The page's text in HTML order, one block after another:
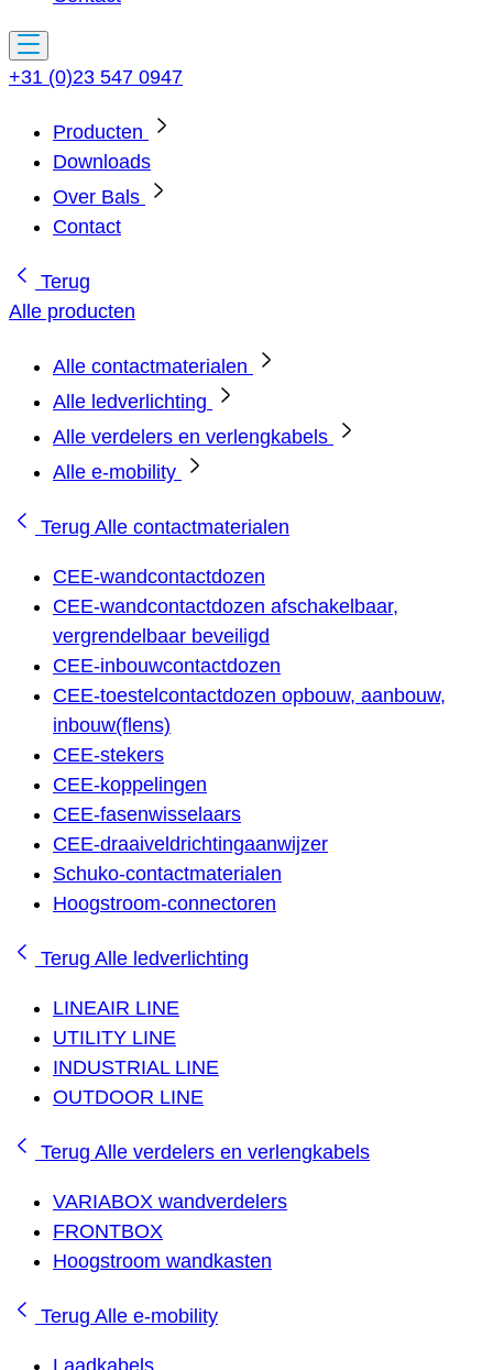
+31 (0)23 547 0947
Producten
Downloads
Over Bals
Contact
Terug
Alle producten
Alle contactmaterialen
Alle ledverlichting
Alle verdelers en verlengkabels
Alle e-mobility
Terug Alle contactmaterialen
CEE-wandcontactdozen
CEE-wandcontactdozen afschakelbaar,
vergrendelbaar beveiligd
CEE-inbouwcontactdozen
CEE-toestelcontactdozen opbouw, aanbouw,
inbouw(flens)
CEE-stekers
CEE-koppelingen
CEE-fasenwisselaars
CEE-draaiveldrichtingaanwijzer
Schuko-contactmaterialen
Hoogstroom-connectoren
Terug Alle ledverlichting
LINEAIR LINE
UTILITY LINE
INDUSTRIAL LINE
OUTDOOR LINE
Terug Alle verdelers en verlengkabels
VARIABOX wandverdelers
FRONTBOX
Hoogstroom wandkasten
Terug Alle e-mobility
Laadkabels